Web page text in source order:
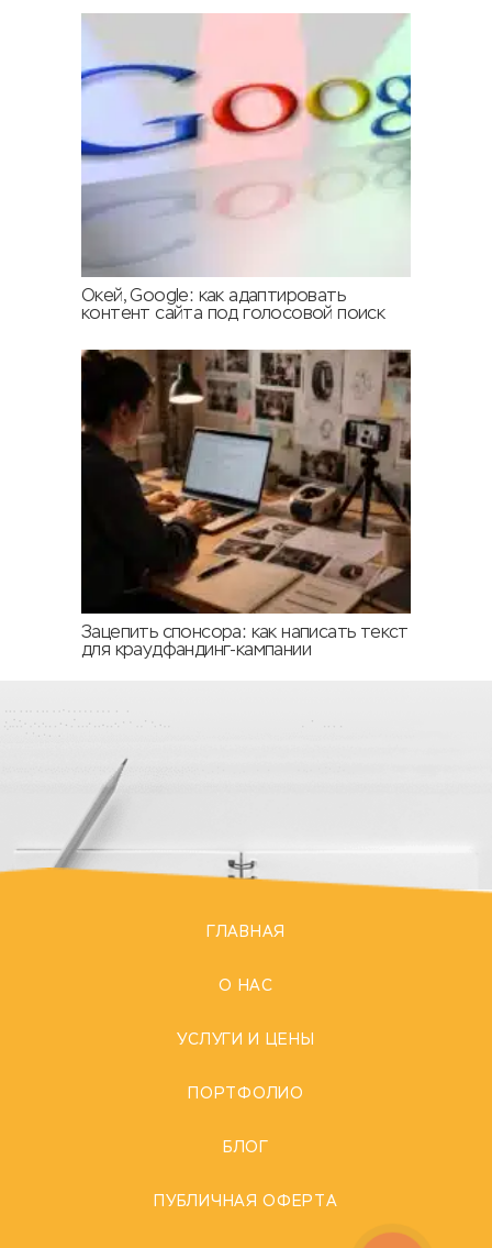
Окей, Google: как адаптировать
контент сайта под голосовой поиск
Зацепить спонсора: как написать текст
для краудфандинг-кампании
ГЛАВНАЯ
О НАС
УСЛУГИ И ЦЕНЫ
ПОРТФОЛИО
БЛОГ
ПУБЛИЧНАЯ ОФЕРТА